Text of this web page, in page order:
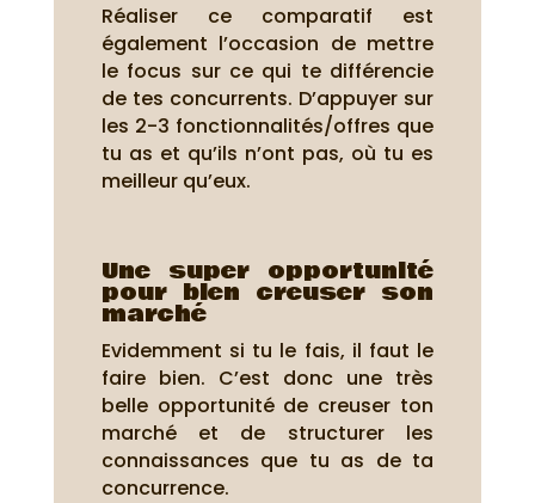
Réaliser ce comparatif est
également l’occasion de mettre
le focus sur ce qui te différencie
de tes concurrents. D’appuyer sur
les 2-3 fonctionnalités/offres que
tu as et qu’ils n’ont pas, où tu es
meilleur qu’eux.
Une super opportunité
pour bien creuser son
marché
Evidemment si tu le fais, il faut le
faire bien. C’est donc une très
belle opportunité de creuser ton
marché et de structurer les
connaissances que tu as de ta
concurrence.